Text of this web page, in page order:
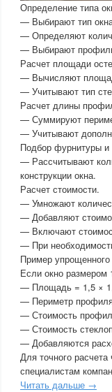
Определение типа
— Выбирают тип
— Определяют
— Выбирают
Расчет площади
— Вычисляют
— Учитывают тип
Расчет длины
— Суммируют
— Учитывают
Подбор фурнитуры
— Рассчитывают
конструкции окна.
Расчет стоимости.
— Умножают
— Добавляют
— Включают
— При
Пример упрощенного
Если окно
— Площадь = 1,5 ×
— Периметр
— Стоимость
— Стоимость
— Добавляются
Для точного
специалистам
Читать дальше →